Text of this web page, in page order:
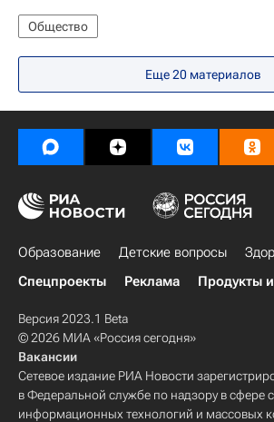
Общество
Анзор Музаев
Социальный навигатор
Еще 20 материалов
Образование Детские вопросы
Спецпроекты
Реклама Продукты
Версия 2023.1 Beta
© 2026 МИА «Россия сегодня»
Вакансии
Сетевое издание РИА Новости
в Федеральной службе по надзору в сфере
информационных технологий и массовых